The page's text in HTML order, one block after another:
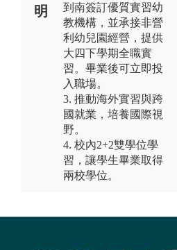
明
到南簽訂優質實習幼
教機構，並承接非營
利幼兒園經營，提供
大四下學期全職實
習。畢業後可立即投
入職場。
3. 推動海外實習與跨
國就業，培養國際視
野。
4. 校內2+2雙學位學
習，讓學生畢業取得
兩校學位。